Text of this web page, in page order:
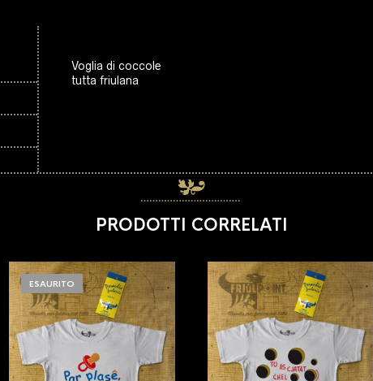
Voglia di coccole
tutta friulana
PRODOTTI CORRELATI
ESAURITO